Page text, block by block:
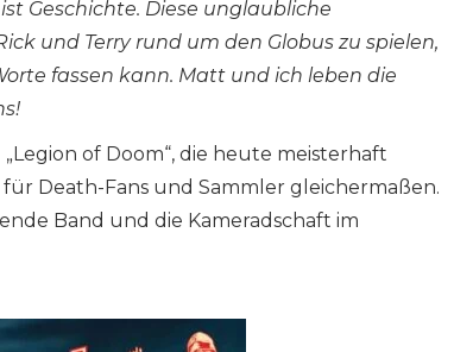
Geschichte. Diese unglaubliche
und Terry rund um den Globus zu spielen,
fassen kann. Matt und ich leben die
of Doom“, die heute meisterhaft
Death-Fans und Sammler gleichermaßen.
Band und die Kameradschaft im